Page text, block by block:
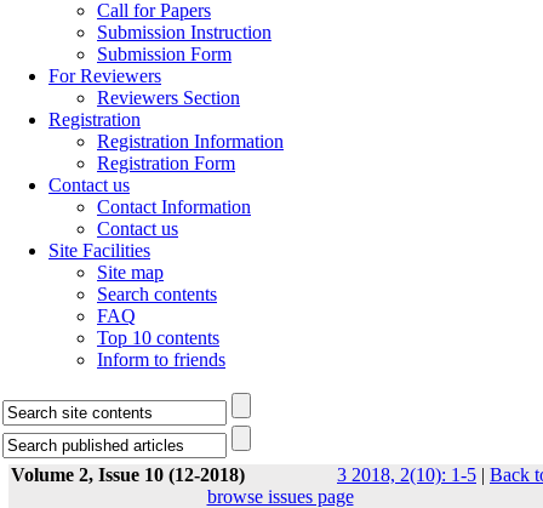
Call for Papers
Submission Instruction
Submission Form
For Reviewers
Reviewers Section
Registration
Registration Information
Registration Form
Contact us
Contact Information
Contact us
Site Facilities
Site map
Search contents
FAQ
Top 10 contents
Inform to friends
Volume 2, Issue 10 (12-2018) 3 2018, 2(10): 1-5 | Back
browse issues page